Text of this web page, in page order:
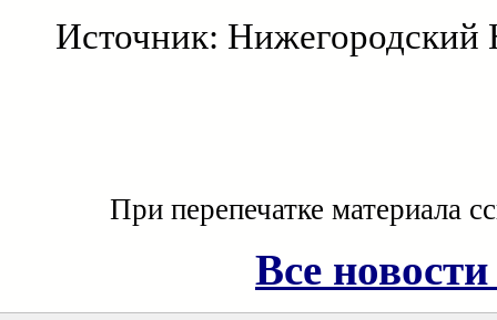
Источник:
При перепечатке материала
Все